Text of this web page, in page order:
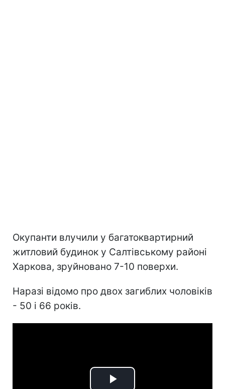
Окупанти влучили у багатоквартирний
житловий будинок у Салтівському районі
Харкова, зруйновано 7-10 поверхи.
Наразі відомо про двох загиблих чоловіків
- 50 і 66 років.